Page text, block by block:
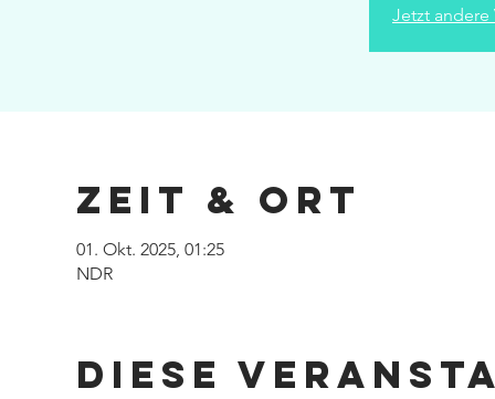
Jetzt andere
Zeit & Ort
01. Okt. 2025, 01:25
NDR
Diese